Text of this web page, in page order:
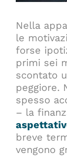
Nella
le
forse
primi sei
scontato
peggiore.
spesso
– la
breve
vengono